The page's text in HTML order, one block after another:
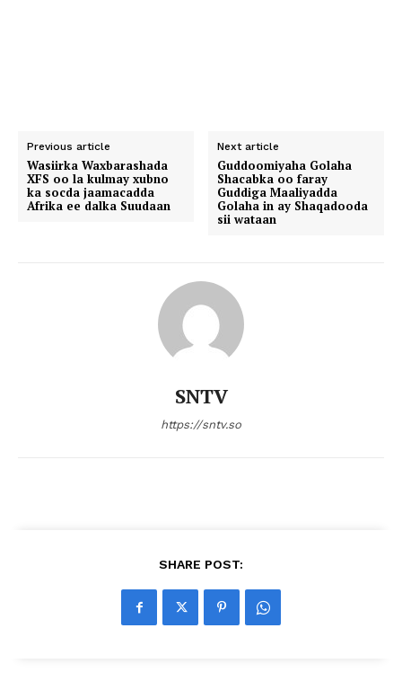
Previous article
Wasiirka Waxbarashada
XFS oo la kulmay xubno
ka socda jaamacadda
Afrika ee dalka Suudaan
Next article
Guddoomiyaha Golaha
Shacabka oo faray
Guddiga Maaliyadda
Golaha in ay Shaqadooda
sii wataan
SNTV
https://sntv.so
SHARE POST: